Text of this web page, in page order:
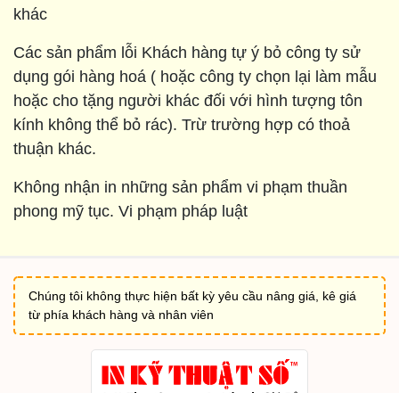
khác
Các sản phẩm lỗi Khách hàng tự ý bỏ công ty sử
dụng gói hàng hoá ( hoặc công ty chọn lại làm mẫu
hoặc cho tặng người khác đối với hình tượng tôn
kính không thể bỏ rác). Trừ trường hợp có thoả
thuận khác.
Không nhận in những sản phẩm vi phạm thuần
phong mỹ tục. Vi phạm pháp luật
Chúng tôi không thực hiện bất kỳ yêu cầu nâng giá, kê giá
từ phía khách hàng và nhân viên